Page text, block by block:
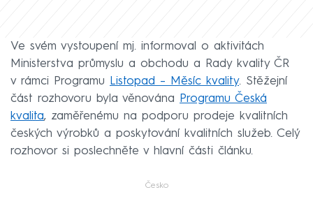
Ve svém vystoupení mj. informoval o aktivitách
Ministerstva průmyslu a obchodu a Rady kvality ČR
v rámci Programu
Listopad – Měsíc kvality. Stěžejní
část rozhovoru byla věnována
Programu Česká
kvalita, zaměřenému na podporu prodeje kvalitních
českých výrobků a poskytování kvalitních služeb. Celý
rozhovor si poslechněte v hlavní části článku.
Česko